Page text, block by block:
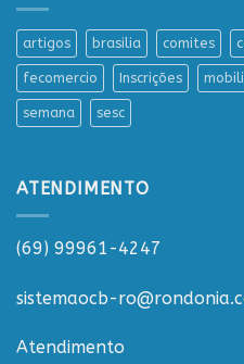
artigos brasilia comites
fecomercio Inscrições
semana sesc
ATENDIMENTO
(69) 99961-4247
sistemaocb-
Atendimento